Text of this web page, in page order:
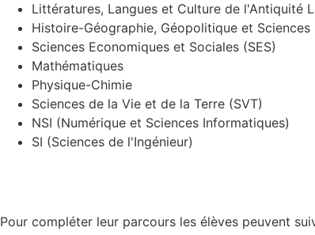
Littératures, Langues et Culture de l'Antiquité
Histoire-Géographie, Géopolitique et Sciences
Sciences Economiques et Sociales (SES)
Mathématiques
Physique-Chimie
Sciences de la Vie et de la Terre (SVT)
NSI (Numérique et Sciences Informatiques)
SI (Sciences de l'Ingénieur)
Pour compléter leur parcours les élèves peuvent